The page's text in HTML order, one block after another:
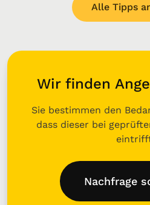
Alle Tipps
Wir finden
Sie bestimmen den
dass dieser bei
Nachfrage